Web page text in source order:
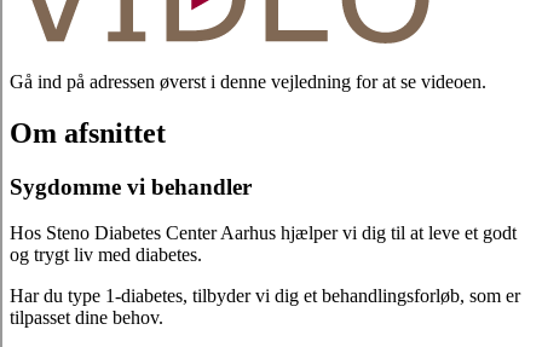
Gå ind på adressen øverst i denne vejledning for at se videoen.
Om afsnittet
Sygdomme vi behandler
Hos Steno Diabetes Center Aarhus hjælper vi dig til at leve et godt
og trygt liv med diabetes.
Har du type 1-diabetes, tilbyder vi dig et behandlingsforløb, som er
tilpasset dine behov.